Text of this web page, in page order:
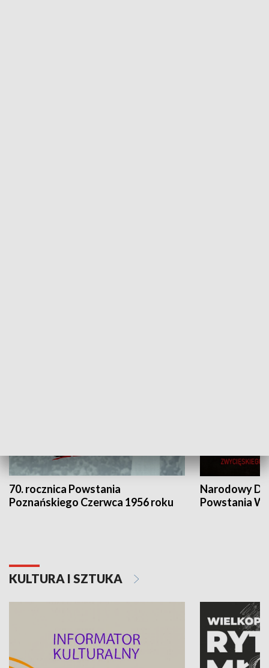
70. rocznica Powstania
Poznańskiego Czerwca 1956 roku
Narodowy
Powstania
KULTURA I SZTUKA